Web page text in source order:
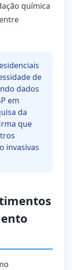
química
de
dados
em
da
que
invasivas